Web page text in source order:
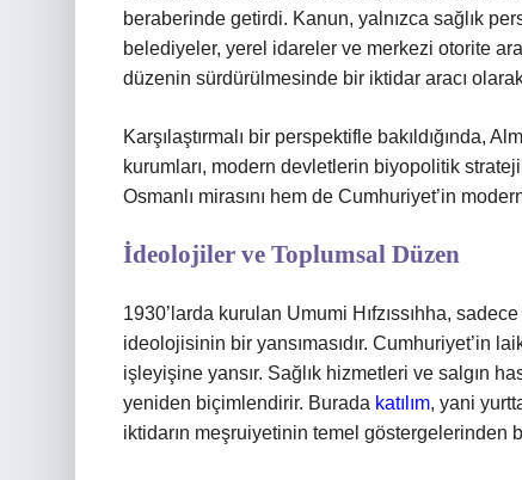
beraberinde getirdi. Kanun, yalnızca sağlık
belediyeler, yerel idareler ve merkezi otorite
düzenin sürdürülmesinde bir iktidar aracı
Karşılaştırmalı bir perspektifle bakıldığında,
kurumları, modern devletlerin biyopolitik
Osmanlı mirasını hem de Cumhuriyet’in
İdeolojiler ve Toplumsal Düzen
1930’larda kurulan Umumi Hıfzıssıhha,
ideolojisinin bir yansımasıdır. Cumhuriyet’in
işleyişine yansır. Sağlık hizmetleri ve salgın
yeniden biçimlendirir. Burada katılım, yani
iktidarın meşruiyetinin temel göstergelerinden